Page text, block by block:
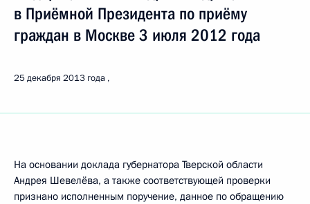
в Приёмной Президента по приёму
граждан в Москве 3 июля 2012 года
25 декабря 2013 года
На основании доклада губернатора Тверской области
Андрея Шевелёва, а также соответствующей проверки
признано исполненным поручение, данное по обращению